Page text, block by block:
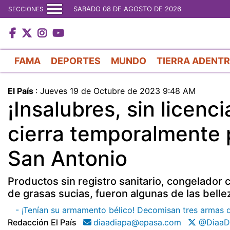
SECCIONES SABADO 08 DE AGOSTO DE 2026
FAMA DEPORTES MUNDO TIERRA
El País : Jueves 19 de Octubre de 2023 9:48 AM
¡Insalubres, sin
cierra temporalmente
San Antonio
Productos sin registro sanitario, congelador
de grasas sucias, fueron algunas de las
- ¡Tenían su armamento bélico! Decomisan tres
Redacción El País
diaadiapa@epasa.com